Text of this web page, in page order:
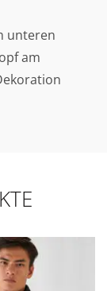
unteren
am